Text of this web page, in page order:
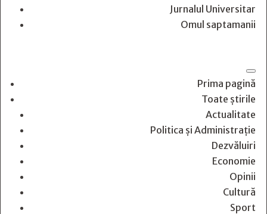
Jurnalul Universitar
Omul saptamanii
Prima pagină
Toate știrile
Actualitate
Politica și Administrație
Dezvăluiri
Economie
Opinii
Cultură
Sport